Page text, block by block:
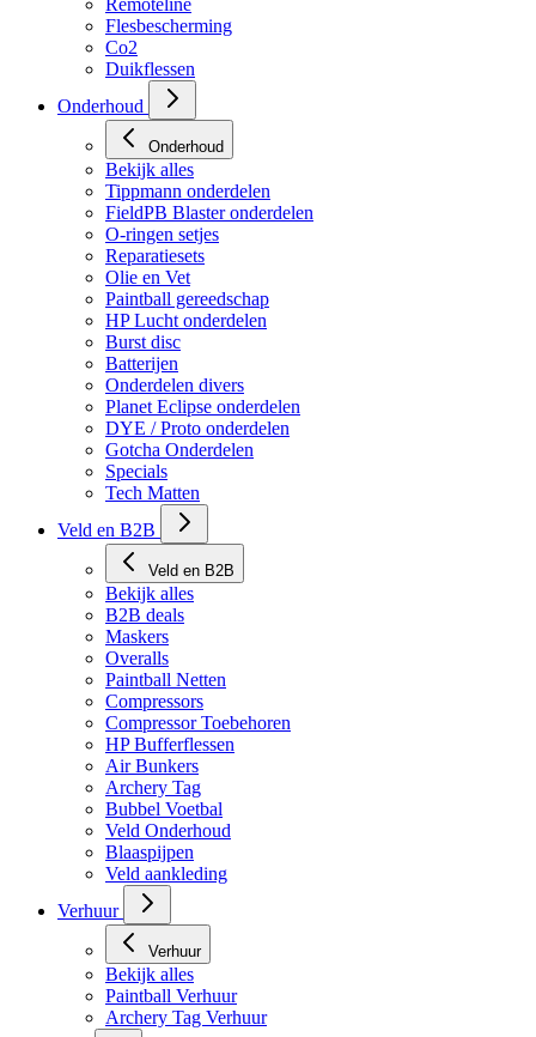
Vulstations
Remoteline
Flesbescherming
Co2
Duikflessen
Onderhoud
Onderhoud
Bekijk alles
Tippmann onderdelen
FieldPB Blaster onderdelen
O-ringen setjes
Reparatiesets
Olie en Vet
Paintball gereedschap
HP Lucht onderdelen
Burst disc
Batterijen
Onderdelen divers
Planet Eclipse onderdelen
DYE / Proto onderdelen
Gotcha Onderdelen
Specials
Tech Matten
Veld en B2B
Veld en B2B
Bekijk alles
B2B deals
Maskers
Overalls
Paintball Netten
Compressors
Compressor Toebehoren
HP Bufferflessen
Air Bunkers
Archery Tag
Bubbel Voetbal
Veld Onderhoud
Blaaspijpen
Veld aankleding
Verhuur
Bekijk alles
Paintball Verhuur